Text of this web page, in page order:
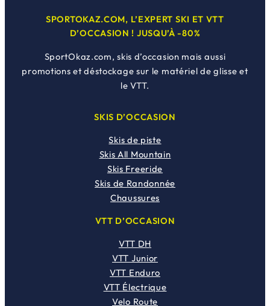
SPORTOKAZ.COM, L’EXPERT SKI ET VTT
D’OCCASION ! JUSQU’À -80%
SportOkaz.com, skis d’occasion mais aussi
promotions et déstockage sur le matériel de glisse et
le VTT.
SKIS D’OCCASION
Skis de piste
Skis All Mountain
Skis Freeride
Skis de Randonnée
Chaussures
VTT D’OCCASION
VTT DH
VTT Junior
VTT Enduro
VTT Électrique
Velo Route